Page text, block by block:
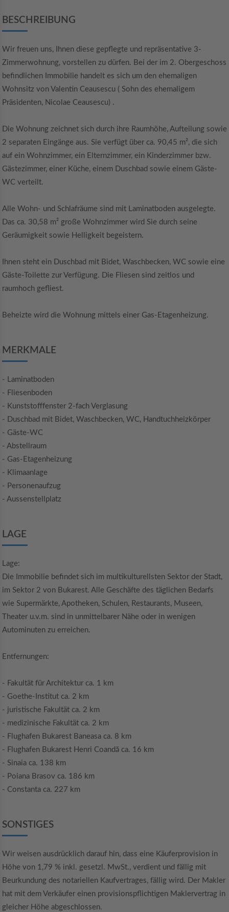
BESCHREIBUNG
Wir freuen uns, Ihnen diese gepflegte und repräsentative 3-
Zimmerwohnung, vorstellen zu dürfen. Bei der im 2. Obergeschoss
befindlichen Immobilie handelt es sich um den ehemaligen
Wohnsitz von Valentin Ceausescu ( Sohn des ehemaligem
Präsidenten, Nicolae Ceausescu) .
Die Wohnung zeichnet sich durch ihre Raumhöhe, Aufteilung sowie
2 separaten Eingänge aus. Sie verfügt über ca. 90,45 m², die sich
auf ein Wohnzimmer, ein Elternzimmer, ein Kinderzimmer bzw.
Gästezimmer, einer Küche, einem Duschbad sowie einem Gäste-
WC verteilt.
Alle Wohn- und Schlafräume sind mit Laminatboden ausgelegte.
Das ca. 30,58 m² große Wohnzimmer wird Sie durch seine
Geräumigkeit sowie Helligkeit begeistern.
Ihnen steht ein Duschbad mit Bidet, Waschbecken, WC sowie eine
Gäste-Toilette zur Verfügung. Die Fliesen sind zeitlos und
raumhoch gefliest.
Beheizte wird die Wohnung mittels einer Gas-Etagenheizung.
MERKMALE
- Laminatboden
- Fliesenboden
- Kunststofffenster 2-fach Verglasung
- Duschbad mit Bidet, Waschbecken, WC, Handtuchheizkörper
- Gäste-WC
- Abstellraum
- Gas-Etagenheizung
- Klimaanlage
- Personenaufzug
- Aussenstellplatz
LAGE
Lage:
Die Immobilie befindet sich im multikulturellsten Sektor der Stadt,
im Sektor 2 von Bukarest. Alle Geschäfte des täglichen Bedarfs
wie Supermärkte, Apotheken, Schulen, Restaurants, Museen,
Theater u.v.m. sind in unmittelbarer Nähe oder in wenigen
Autominuten zu erreichen.
Entfernungen:
- Fakultät für Architektur ca. 1 km
- Goethe-Institut ca. 2 km
- juristische Fakultät ca. 2 km
- medizinische Fakultät ca. 2 km
- Flughafen Bukarest Baneasa ca. 8 km
- Flughafen Bukarest Henri Coandă ca. 16 km
- Sinaia ca. 138 km
- Poiana Brasov ca. 186 km
- Constanta ca. 227 km
SONSTIGES
Wir weisen ausdrücklich darauf hin, dass eine Käuferprovision in
Höhe von 1,79 % inkl. gesetzl. MwSt., verdient und fällig mit
Beurkundung des notariellen Kaufvertrages, fällig wird. Der Makler
hat mit dem Verkäufer einen provisionspflichtigen Maklervertrag in
gleicher Höhe abgeschlossen.